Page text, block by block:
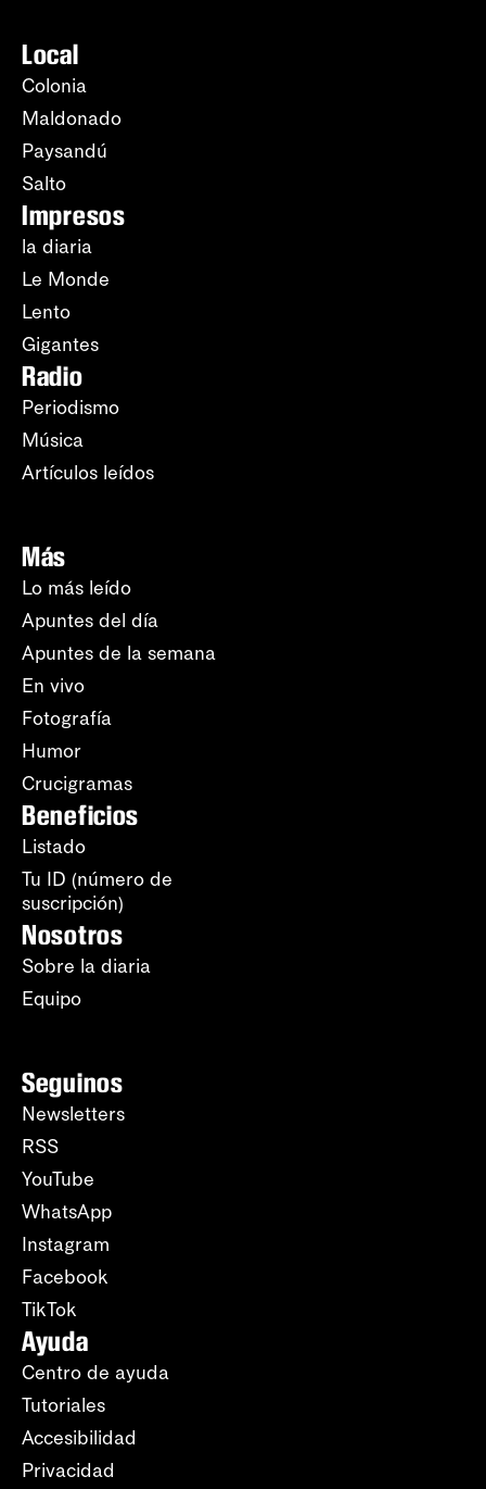
Local
Colonia
Maldonado
Paysandú
Salto
Impresos
la diaria
Le Monde
Lento
Gigantes
Radio
Periodismo
Música
Artículos leídos
Más
Lo más leído
Apuntes del día
Apuntes de la semana
En vivo
Fotografía
Humor
Crucigramas
Beneficios
Listado
Tu ID (número de
suscripción)
Nosotros
Sobre la diaria
Equipo
Seguinos
Newsletters
RSS
YouTube
WhatsApp
Instagram
Facebook
TikTok
Ayuda
Centro de ayuda
Tutoriales
Accesibilidad
Privacidad